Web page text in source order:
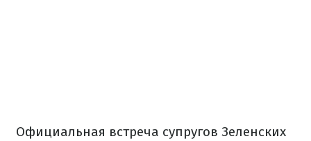
Официальная встреча супругов Зеленских